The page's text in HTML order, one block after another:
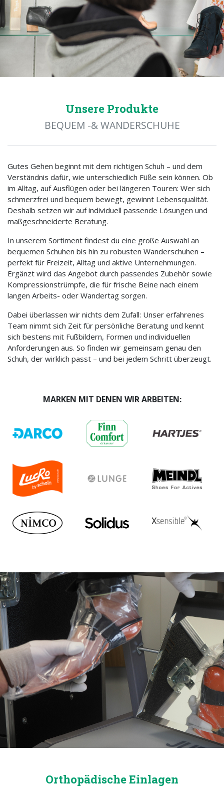
Unsere Produkte
BEQUEM -& WANDERSCHUHE
Gutes Gehen beginnt mit dem richtigen Schuh – und dem
Verständnis dafür, wie unterschiedlich Füße sein können. Ob
im Alltag, auf Ausflügen oder bei längeren Touren: Wer sich
schmerzfrei und bequem bewegt, gewinnt Lebensqualität.
Deshalb setzen wir auf individuell passende Lösungen und
maßgeschneiderte Beratung.
In unserem Sortiment findest du eine große Auswahl an
bequemen Schuhen bis hin zu robusten Wanderschuhen –
perfekt für Freizeit, Alltag und aktive Unternehmungen.
Ergänzt wird das Angebot durch passendes Zubehör sowie
Kompressionstrümpfe, die für frische Beine nach einem
langen Arbeits- oder Wandertag sorgen.
Dabei überlassen wir nichts dem Zufall: Unser erfahrenes
Team nimmt sich Zeit für persönliche Beratung und kennt
sich bestens mit Fußbildern, Formen und individuellen
Anforderungen aus. So finden wir gemeinsam genau den
Schuh, der wirklich passt – und bei jedem Schritt überzeugt.
MARKEN MIT DENEN WIR ARBEITEN:
Orthopädische Einlagen